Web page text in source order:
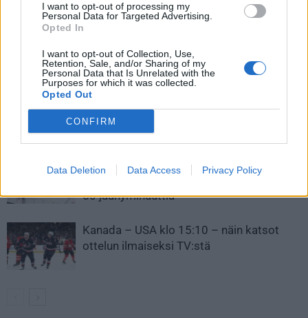
I want to opt-out of processing my
Personal Data for Targeted Advertising.
Opted In
I want to opt-out of Collection, Use,
Retention, Sale, and/or Sharing of my
Personal Data that Is Unrelated with the
Purposes for which it was collected.
Opted Out
CONFIRM
Data Deletion Data Access Privacy Policy
LIITTYVÄT ARTIKKELIT LISÄÄ TEKIJÄLTÄ
Leijonat julkisti ketjut Sveitsi-peliin –
Aleksander Barkov tekee paluun
kaukaloon
Venäläisveskari sekosi Suomen 2.
divisioonassa – sai samasta tilanteesta
50 jäähyminuuttia
Kanada – USA klo 15:10 – näin katsot
ottelun ilmaiseksi TV:stä